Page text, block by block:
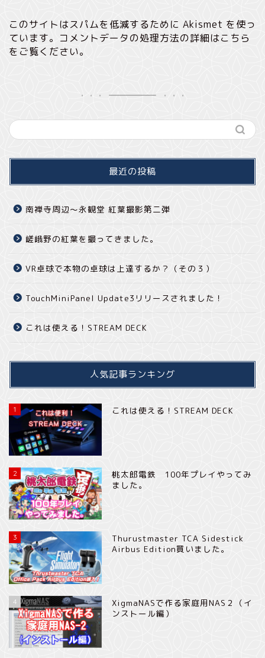
このサイトはスパムを低減するために Akismet を使っ
ています。 コメントデータの処理方法の詳細はこちら
をご覧ください。
最近の投稿
南禅寺周辺～永観堂 紅葉撮影第二弾
嵯峨野の紅葉を撮ってきました。
VR卓球で本物の卓球は上達するか？（その３）
TouchMiniPanel Update3リリースされました！
これは使える！STREAM DECK
人気記事ランキング
1 これは使える！STREAM DECK
2
桃太郎電鉄 100年プレイやってみ
ました。
3
Thurustmaster TCA Sidestick
Airbus Edition買いました。
4
XigmaNASで作る家庭用NAS２（イ
ンストール編）